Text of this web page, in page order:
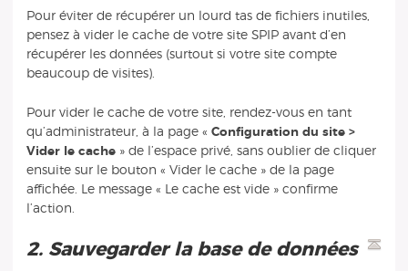
Pour éviter de récupérer un lourd tas de fichiers inutiles,
pensez à vider le cache de votre site SPIP avant d’en
récupérer les données (surtout si votre site compte
beaucoup de visites).
Pour vider le cache de votre site, rendez-vous en tant
qu’administrateur, à la page « Configuration du site >
Vider le cache» de l’espace privé, sans oublier de cliquer
ensuite sur le bouton « Vider le cache » de la page
affichée. Le message « Le cache est vide » confirme
l’action.
2. Sauvegarder la base de données